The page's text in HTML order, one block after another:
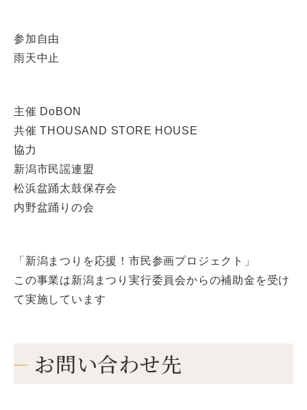
参加自由
雨天中止
主催 DoBON
共催 THOUSAND STORE HOUSE
協力
新潟市民謡連盟
松浜盆踊太鼓保存会
内野盆踊りの会
「新潟まつりを応援！市民参画プロジェクト」
この事業は新潟まつり実行委員会からの補助金を受け
て実施しています
お問い合わせ先